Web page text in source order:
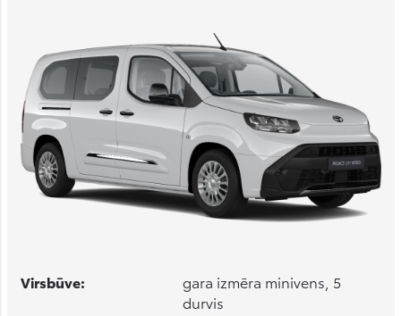
Virsbūve:
gara izmēra minivens, 5
durvis